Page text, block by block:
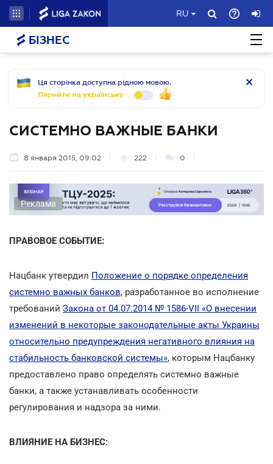
RU
БІЗНЕС
Ця сторінка доступна рідною мовою.
Перейти на українську
СИСТЕМНО ВАЖНЫЕ БАНКИ
8 января 2015, 09:02 222 0
Реклама
ПРАВОВОЕ СОБЫТИЕ:
Нацбанк утвердил Положение о порядке определения
системно важных банков, разработанное во исполнение
требований Закона от 04.07.2014 № 1586-VII «О внесении
изменений в некоторые законодательные акты Украины
относительно предупреждения негативного влияния на
стабильность банковской системы», которым Нацбанку
предоставлено право определять системно важные
банки, а также устанавливать особенности
регулирования и надзора за ними.
ВЛИЯНИЕ НА БИЗНЕС: